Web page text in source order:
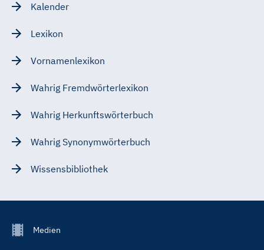
Kalender
Lexikon
Vornamenlexikon
Wahrig Fremdwörterlexikon
Wahrig Herkunftswörterbuch
Wahrig Synonymwörterbuch
Wissensbibliothek
FooterMedien